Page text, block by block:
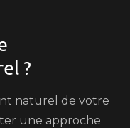
?
naturel de votre
une approche